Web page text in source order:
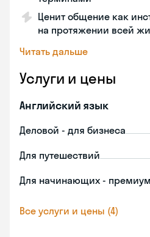
Ценит общение как
на протяжении всей
Читать дальше
Услуги и цены
Английский язык
Деловой - для бизнеса
Для путешествий
Для начинающих - премиум
Все услуги и цены (4)